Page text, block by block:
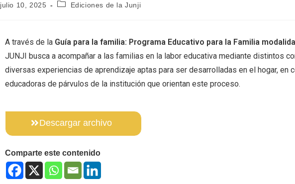
julio 10, 2025 Ediciones de la Junji
A través de la Guía para la familia: Programa Educativo para la Familia
JUNJI busca a acompañar a las familias en la labor educativa mediante distintos
diversas experiencias de aprendizaje aptas para ser desarrolladas en el hogar, en
educadoras de párvulos de la institución que orientan este proceso.
Descargar archivo
Comparte este contenido